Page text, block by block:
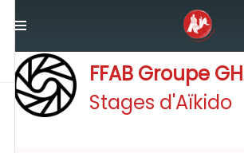
FFAB Groupe GHAAN
FFAB Groupe
Stages d'Aïkido